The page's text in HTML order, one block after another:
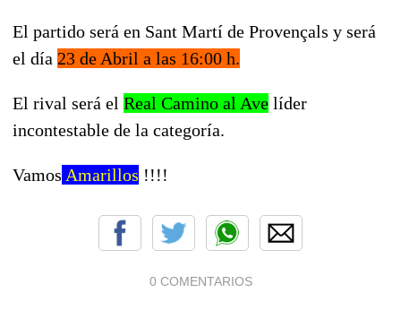
El partido será en Sant Martí de Provençals y será
el día 23 de Abril a las 16:00 h.
El rival será el Real Camino al Ave líder
incontestable de la categoría.
Vamos Amarillos !!!!
0 COMENTARIOS